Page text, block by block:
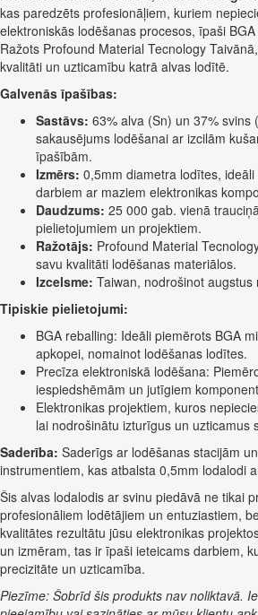
kas paredzēts profesionāļiem, kuriem
elektroniskās lodēšanas procesos, īpaši
Ražots Profound Material Tecnology
kvalitāti un uzticamību katrā alvas lodītē.
Galvenās īpašības:
Sastāvs: 63% alva (Sn) un 37% svins
sakausējums lodēšanai ar izcilām
īpašībām.
Izmērs: 0,5mm diametra lodītes,
darbiem ar maziem elektronikas
Daudzums: 25 000 gab. vienā
pielietojumiem un projektiem.
Ražotājs: Profound Material
savu kvalitāti lodēšanas materiālos.
Izcelsme: Taiwan, nodrošinot
Tipiskie pielietojumi:
BGA reballing: Ideāli piemērots BGA
apkopei, nomainot lodēšanas lodītes.
Precīza elektroniskā lodēšana:
iespiedshēmām un jutīgiem
Elektronikas projektiem, kuros
lai nodrošinātu izturīgus un uzticamus
Saderība: Saderīgs ar lodēšanas stacijām
instrumentiem, kas atbalsta 0,5mm lodalodi
Šis alvas lodalodis ar svinu piedāvā ne tikai
profesionāliem lodētājiem un entuziastiem,
kvalitātes rezultātu jūsu elektronikas
un izmēram, tas ir īpaši ieteicams darbiem,
precizitāte un uzticamība.
Piezīme: Šobrīd šis produkts nav noliktavā.